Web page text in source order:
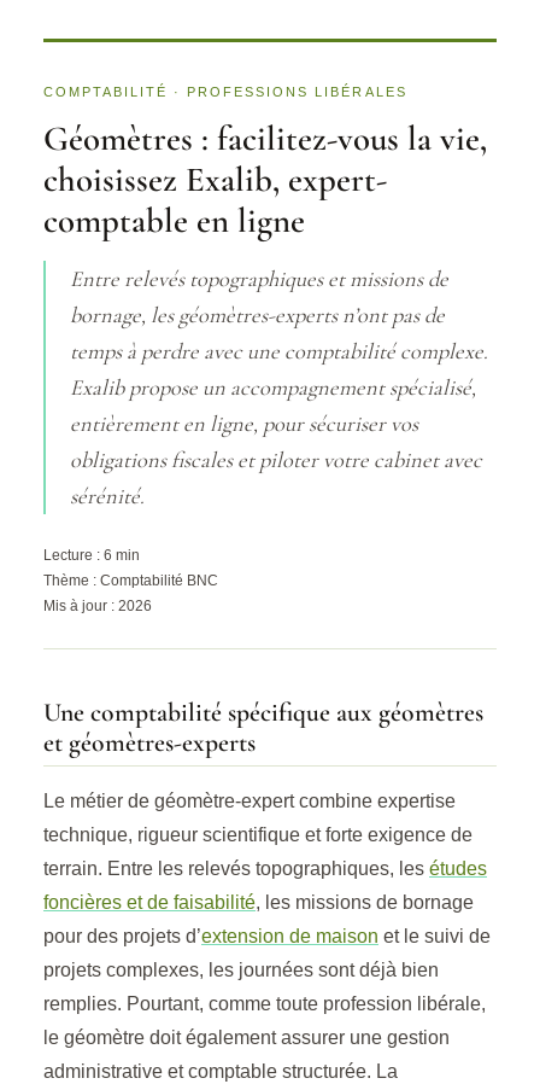
COMPTABILITÉ · PROFESSIONS LIBÉRALES
Géomètres : facilitez-vous la vie,
choisissez Exalib, expert-
comptable en ligne
Entre relevés topographiques et missions de
bornage, les géomètres-experts n’ont pas de
temps à perdre avec une comptabilité complexe.
Exalib propose un accompagnement spécialisé,
entièrement en ligne, pour sécuriser vos
obligations fiscales et piloter votre cabinet avec
sérénité.
Lecture : 6 min
Thème : Comptabilité BNC
Mis à jour : 2026
Une comptabilité spécifique aux géomètres
et géomètres-experts
Le métier de géomètre-expert combine expertise
technique, rigueur scientifique et forte exigence de
terrain. Entre les relevés topographiques, les études
foncières et de faisabilité, les missions de bornage
pour des projets d’extension de maison et le suivi de
projets complexes, les journées sont déjà bien
remplies. Pourtant, comme toute profession libérale,
le géomètre doit également assurer une gestion
administrative et comptable structurée. La